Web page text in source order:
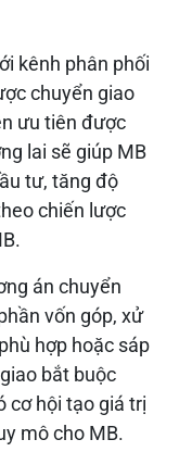
kênh phân phối
chuyển giao
ưu tiên được
lai sẽ giúp MB
tư, tăng độ
chiến lược
án chuyển
vốn góp, xử
hợp hoặc sáp
bắt buộc
cơ hội tạo giá trị
mô cho MB.